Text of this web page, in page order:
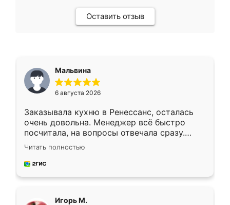
Оставить отзыв
Мальвина
6 августа 2026
Заказывала кухню в Ренессанс, осталась
очень довольна. Менеджер всё быстро
посчитала, на вопросы отвечала сразу.
Замерщик приехал в субботу, подошёл к
делу со всей ответственностью. Собрали
за день, ребята работали аккуратно, даже
Читать полностью
Игорь М.